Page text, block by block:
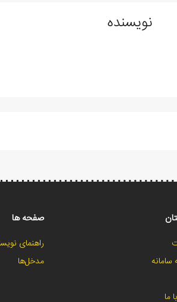
نویسنده
سامانه
ما
صفحه ها
راهنمای
مدخل‌ها